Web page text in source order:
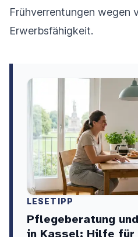
Frühverrentungen wegen
Erwerbsfähigkeit.
LESETIPP
Pflegeberatung
in Kassel: Hilfe für